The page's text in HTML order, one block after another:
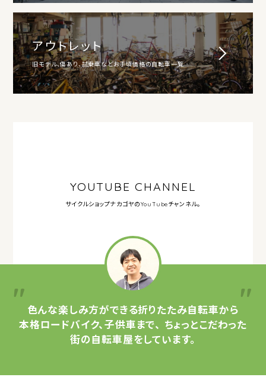
アウトレット
旧モデル、傷あり、試乗車などお手頃価格の自転車一覧
YOUTUBE CHANNEL
サイクルショップナカゴヤのYouTubeチャンネル。
色んな楽しみ方ができる折りたたみ自転車から
本格ロードバイク、子供車まで、 ちょっとこだわった
街の自転車屋をしています。